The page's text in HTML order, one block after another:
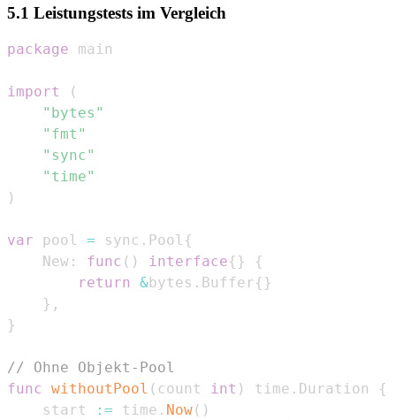
5.1 Leistungstests im Vergleich
package
import
(
"bytes"
"fmt"
"sync"
"time"
)
var pool = sync . Pool {
    New
: func ( ) interface{ }
{
return
&bytes . Buffer{ }
} ,
}
// Ohne Objekt-Pool
func withoutPool ( count int ) time . Duration
{
    start
:= time . Now( )